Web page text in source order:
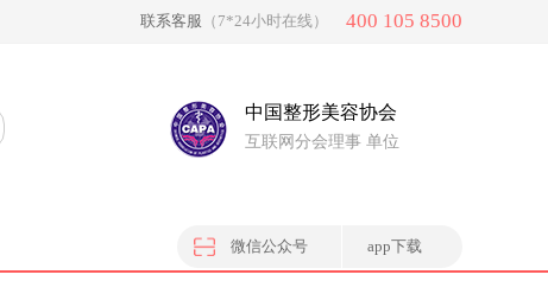
400 105 8500
联系客服 （7*24小时在线）
中国整形美容协会
互联网分会理事 单位
微信公众号 app下载